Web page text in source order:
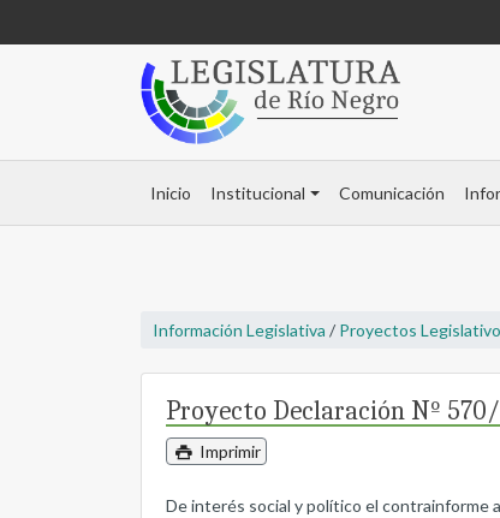
Inicio Institucional Comunicación
Información Legislativa / Proyectos
Proyecto Declaración Nº
Imprimir
De interés social y político el contrainforme